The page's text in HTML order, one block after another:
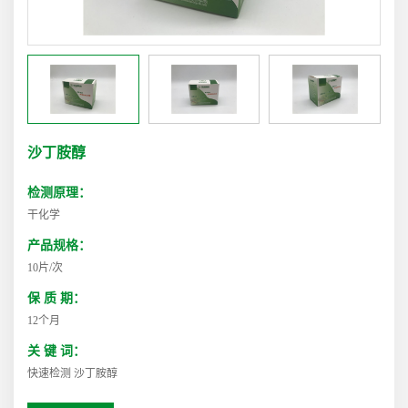
沙丁胺醇
检测原理：
干化学
产品规格：
10片/次
保 质 期：
12个月
关 键 词：
快速检测 沙丁胺醇